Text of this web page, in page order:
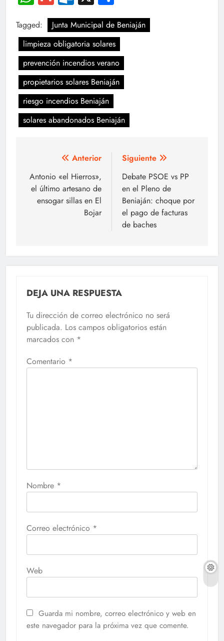
Tagged:
Junta Municipal de Beniaján
limpieza obligatoria solares
prevención incendios verano
propietarios solares Beniaján
riesgo incendios Beniaján
solares abandonados Beniaján
Navegación
de
entradas
Anterior
Antonio «el Hierros»,
el último artesano de
ensogar sillas en El
Bojar
Siguiente
Debate PSOE vs PP
en el Pleno de
Beniaján: choque por
el pago de facturas
de baches
DEJA UNA RESPUESTA
Tu dirección de correo electrónico no será
publicada. Los campos obligatorios están
marcados con *
Comentario *
Nombre *
Correo electrónico *
Web
Guarda mi nombre, correo electrónico y web en
este navegador para la próxima vez que comente.